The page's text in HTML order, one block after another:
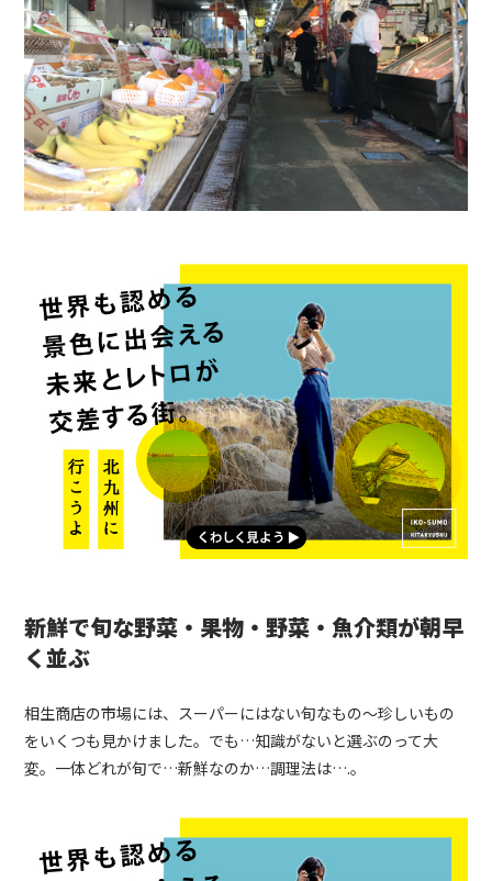
新鮮で旬な野菜・果物・野菜・魚介類が朝早
く並ぶ
相生商店の市場には、スーパーにはない旬なもの〜珍しいもの
をいくつも見かけました。 でも…知識がないと選ぶのって大
変。一体どれが旬で…新鮮なのか…調理法は….。